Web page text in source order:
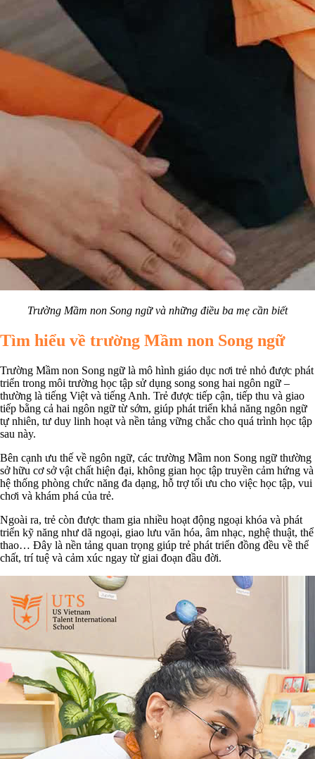
Trường Mầm non Song ngữ và những điều ba mẹ cần biết
Tìm hiểu về trường Mầm non Song ngữ
Trường Mầm non Song ngữ là mô hình giáo dục nơi trẻ nhỏ được phát
triển trong môi trường học tập sử dụng song song hai ngôn ngữ –
thường là tiếng Việt và tiếng Anh. Trẻ được tiếp cận, tiếp thu và giao
tiếp bằng cả hai ngôn ngữ từ sớm, giúp phát triển khả năng ngôn ngữ
tự nhiên, tư duy linh hoạt và nền tảng vững chắc cho quá trình học tập
sau này.
Bên cạnh ưu thế về ngôn ngữ, các trường Mầm non Song ngữ thường
sở hữu cơ sở vật chất hiện đại, không gian học tập truyền cảm hứng và
hệ thống phòng chức năng đa dạng, hỗ trợ tối ưu cho việc học tập, vui
chơi và khám phá của trẻ.
Ngoài ra, trẻ còn được tham gia nhiều hoạt động ngoại khóa và phát
triển kỹ năng như dã ngoại, giao lưu văn hóa, âm nhạc, nghệ thuật, thể
thao… Đây là nền tảng quan trọng giúp trẻ phát triển đồng đều về thể
chất, trí tuệ và cảm xúc ngay từ giai đoạn đầu đời.